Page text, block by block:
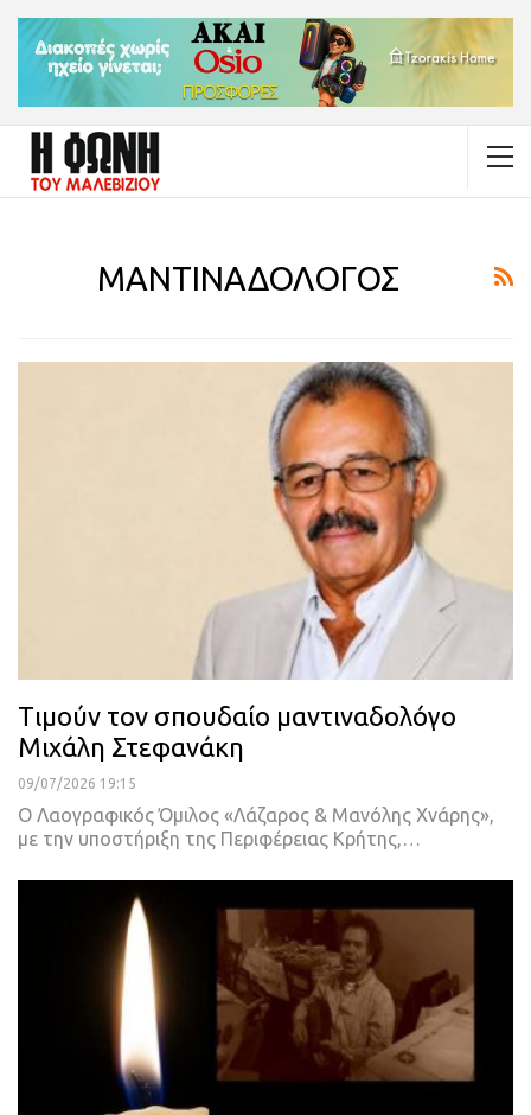
ΜΑΝΤΙΝΑΔΟΛΟΓΟΣ
Tιμούν τον σπουδαίο μαντιναδολόγο
Μιχάλη Στεφανάκη
09/07/2026 19:15
Ο Λαογραφικός Όμιλος «Λάζαρος & Μανόλης Χνάρης»,
με την υποστήριξη της Περιφέρειας Κρήτης,…